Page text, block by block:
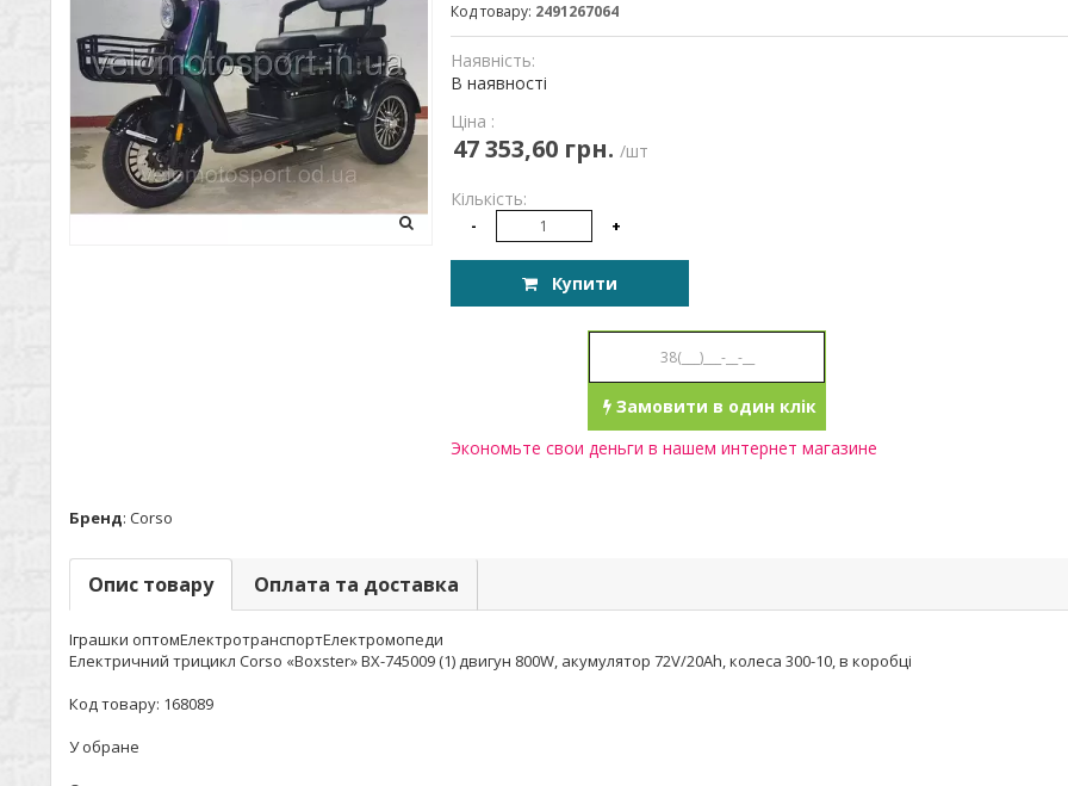
Код товару: 2491267064
Наявність:
В наявності
Ціна :
47 353,60 грн. /шт
Кількість:
- +
Купити
Замовити в один клік
Экономьте свои деньги в нашем интернет магазине
Бренд: Corso
Опис товару Оплата та доставка
Іграшки оптомЕлектротранспортЕлектромопеди
Електричний трицикл Corso «Boxster» BX-745009 (1) двигун 800W, акумулятор 72V/20Ah, колеса 300-10, в коробці
Код товару: 168089
У обране